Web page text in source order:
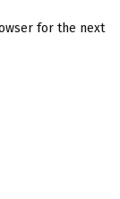
for the next